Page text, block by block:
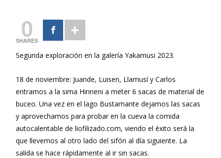
0
SHARES
Segunda exploración en la galería Yakamusi 2023.
18 de noviembre: Juande, Luisen, Llamusí y Carlos
entramos a la sima Hinneni a meter 6 sacas de material de
buceo. Una vez en el lago Bustamante dejamos las sacas
y aprovechamos para probar en la cueva la comida
autocalentable de liofilizado.com, viendo el éxito será la
que llevemos al otro lado del sifón al día siguiente. La
salida se hace rápidamente al ir sin sacas.